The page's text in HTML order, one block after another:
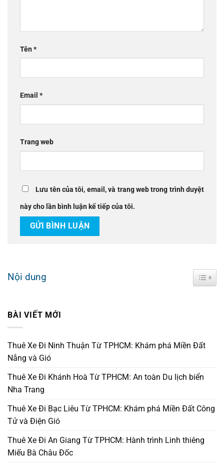
Tên*
Email *
Trang web
Lưu tên của tôi, email, và trang web trong trình duyệt
này cho lần bình luận kế tiếp của tôi.
Nội dung
BÀI VIẾT MỚI
Thuê Xe Đi Ninh Thuận Từ TPHCM: Khám phá Miền Đất
Nắng và Gió
Thuê Xe Đi Khánh Hoà Từ TPHCM: An toàn Du lịch biển
Nha Trang
Thuê Xe Đi Bạc Liêu Từ TPHCM: Khám phá Miền Đất Công
Tử và Điện Gió
Thuê Xe Đi An Giang Từ TPHCM: Hành trình Linh thiêng
Miếu Bà Châu Đốc